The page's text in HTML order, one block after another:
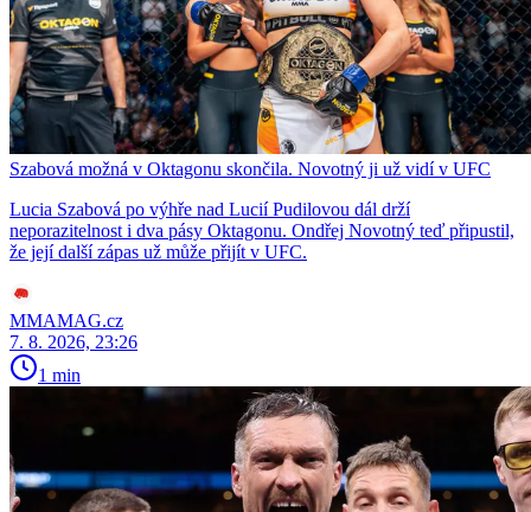
Szabová možná v Oktagonu skončila. Novotný ji už vidí v UFC
Lucia Szabová po výhře nad Lucií Pudilovou dál drží
neporazitelnost i dva pásy Oktagonu. Ondřej Novotný teď připustil,
že její další zápas už může přijít v UFC.
MMAMAG.cz
7. 8. 2026, 23:26
1 min